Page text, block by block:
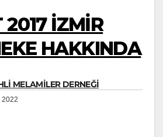
İZMİR
HAKKINDA
MELAMİLER DERNEĞİ
2022